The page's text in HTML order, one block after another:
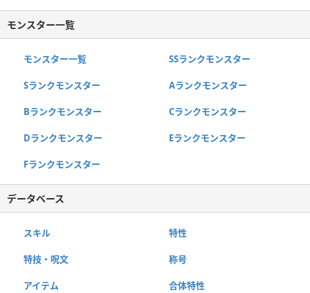
モンスター一覧
モンスター一覧 SSランクモンスター
Sランクモンスター Aランクモンスター
Bランクモンスター Cランクモンスター
Dランクモンスター Eランクモンスター
Fランクモンスター
データベース
スキル 特性
特技・呪文 称号
アイテム 合体特性